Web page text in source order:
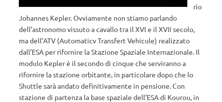
rio
Johannes Kepler. Ovviamente non stiamo parlando
dell’astronomo vissuto a cavallo tra il XVI e il XVII secolo,
ma dell’ATV (Automaticv Transfert Vehicule) realizzato
dall’ESA per rifornire la Stazione Spaziale Internazionale. Il
modulo Kepler è il secondo di cinque che serviranno a
rifornire la stazione orbitante, in particolare dopo che lo
Shuttle sarà andato definitivamente in pensione. Con
stazione di partenza la base spaziale dell’ESA di Kourou, in